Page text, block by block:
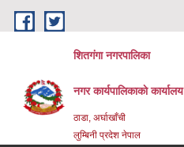
Skip to main content
शितगंगा नगरपालिका
नगर कार्यपालिकाकाे कार्यालय
ठाडा, अर्घाखाँची
लुम्बिनी प्रदेश नेपाल